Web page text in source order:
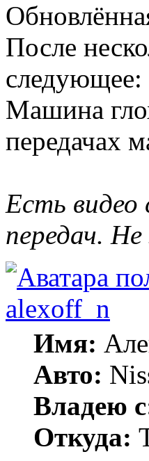
После
следующее:
Машина
передачах
Есть видео
передач.
alexoff_n
Имя:
Авто:
Владею
Откуда: